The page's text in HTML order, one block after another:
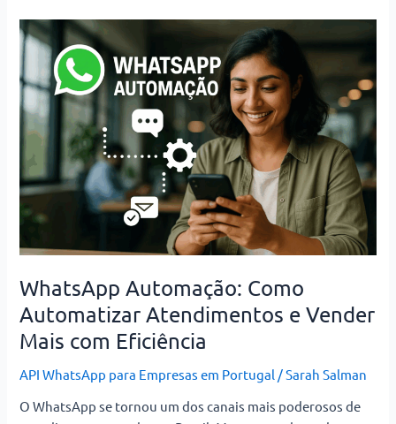
WhatsApp Automação: Como
Automatizar Atendimentos e Vender
Mais com Eficiência
API WhatsApp para Empresas em Portugal /Sarah Salman
O WhatsApp se tornou um dos canais mais poderosos de
WhatsApp
Automação:
Como
Automatizar
Atendimentos
Mais
com
Eficiência